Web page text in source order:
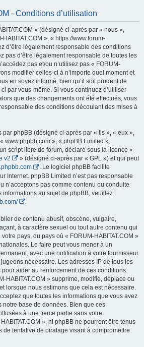
- Conditions d’utilisation
» (désigné ci-après par « nous »,
», « https://www.forum-
d’être légalement responsable des conditions
pas d’être légalement responsable de toutes les
pas et/ou n’utilisez pas « FORUM-
modifier celles-ci à n’importe quel moment et
en soyez informé, bien qu’il soit prudent de
par vous-même. Si vous continuez d’utiliser
que des changements ont été effectués, vous
des conditions découlant des mises à
par phpBB (désigné ci-après par « ils », « eux »,
www.phpbb.com », « phpBB Limited »,
script libre de forum, déclaré sous la licence «
v2
» (désigné ci-après par « GPL ») et qui peut
. Le logiciel phpBB facilite
Internet. phpBB Limited n’est pas responsable
n’acceptons pas comme contenu ou conduite
informations au sujet de phpBB, veuillez
de contenu abusif, obscène, vulgaire,
à caractère sexuel ou tout autre contenu qui
pays, du pays où « FORUM-HABITAT.COM »
Le faire peut vous mener à un
avec une notification à votre fournisseur
nécessaire. Les adresses IP de tous les
aider au renforcement de ces conditions.
HABITAT.COM » supprime, modifie, déplace ou
lorsque nous estimons que cela est nécessaire.
que toutes les informations que vous avez
notre base de données. Bien que ces
à une tierce partie sans votre
», ni phpBB ne pourront être tenus
de tentative de piratage visant à compromettre